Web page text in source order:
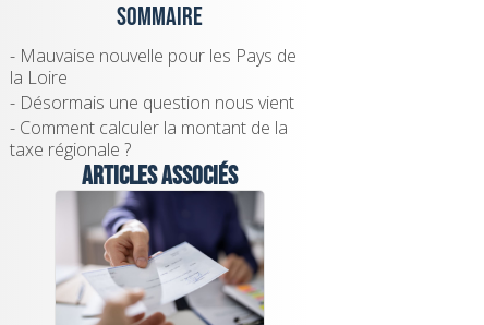
Sommaire
- Mauvaise nouvelle pour les Pays de
la Loire
- Désormais une question nous vient
- Comment calculer la montant de la
taxe régionale ?
Articles associés